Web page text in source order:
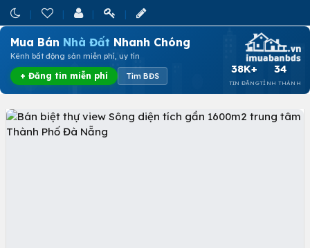
Mua Bán Nhà Đất Nhanh Chóng
Kênh bất động sản miễn phí, uy tín
+ Đăng tin miễn phí Tìm BĐS
38K+
TIN ĐĂNG
34
TỈNH THÀNH